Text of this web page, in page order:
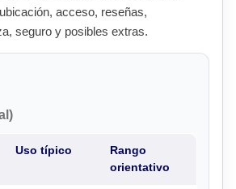
acceso, reseñas,
seguro y posibles extras.
Uso típico
Rango
orientativo